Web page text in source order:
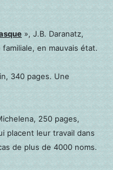
», J.B. Daranatz,
en mauvais état.
340 pages. Une
250 pages,
placent leur travail dans
de plus de 4000 noms.